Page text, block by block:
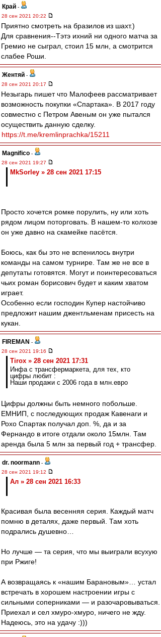
Край -
28 сен 2021 20:22
Приятно смотреть на бразилов из шахт.)
Для сравнения--Тэтэ ихний ни одного матча за
Гремио не сыграл, стоил 15 млн, а смотрится
слабее Роши.
Жентяй -
28 сен 2021 20:17
Незыгарь пишет что Малофеев рассматривает
возможность покупки «Спартака». В 2017 году
совместно с Петром Авеным он уже пытался
осуществить данную сделку.
https://t.me/kremlinprachka/15211
Magnifico -
28 сен 2021 19:27
MkSorley » 28 сен 2021 17:15
Просто хочется ромке порулить, ну или хоть
рядом лицом поторговать. В нашем-то колхозе
он уже давно на скамейке пасётся.
Боюсь, как бы это не вспенилось внутри
команды на самом турнире. Там же не все в
депутаты готовятся. Могут и поинтересоваться
чьих роман борисович будет и каким хватом
играет.
Особенно если господин Купер настойчиво
предложит нашим джентльменам присесть на
кукан.
FIREMAN -
28 сен 2021 19:16
Tirox » 28 сен 2021 17:31
Инфа с трансфермаркета, для тех, кто
цифры любит :
Наши продажи с 2006 года в млн.евро
Цифры должны быть немного побольше.
ЕМНИП, с последующих продаж Кавенаги и
Рохо Спартак получал доп. %, да и за
Фернандо в итоге отдали около 15млн. Там
аренда была 5 млн за первый год + трансфер.
dr. noormann -
28 сен 2021 19:12
Ал » 28 сен 2021 16:33
Красивая была весенняя серия. Каждый матч
помню в деталях, даже первый. Там хоть
подрались душевно…
Но лучше — та серия, что мы выиграли всухую
при Ржиге!
А возвращаясь к «нашим Барановым»… устал
встречать в хорошем настроении игры с
сильными соперниками — и разочаровываться.
Приехал и сел хмуро-хмуро, ничего не жду.
Надеюсь, это на удачу :)))